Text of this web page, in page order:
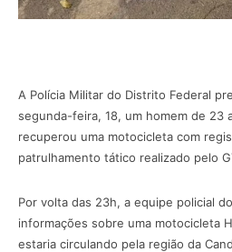
A Polícia Militar do Distrito Federal
segunda-feira, 18, um homem de 23
recuperou uma motocicleta com
patrulhamento tático realizado pelo
Por volta das 23h, a equipe policial
informações sobre uma motocicleta
estaria circulando pela região da